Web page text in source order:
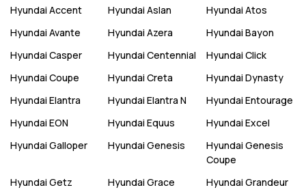
Hyundai Accent Hyundai Aslan Hyundai Atos
Hyundai Avante Hyundai Azera Hyundai Bayon
Hyundai Casper Hyundai Centennial Hyundai Click
Hyundai Coupe Hyundai Creta Hyundai Dynasty
Hyundai Elantra Hyundai Elantra N Hyundai Entourage
Hyundai EON Hyundai Equus Hyundai Excel
Hyundai Galloper Hyundai Genesis Hyundai Genesis
Coupe
Hyundai Getz Hyundai Grace Hyundai Grandeur